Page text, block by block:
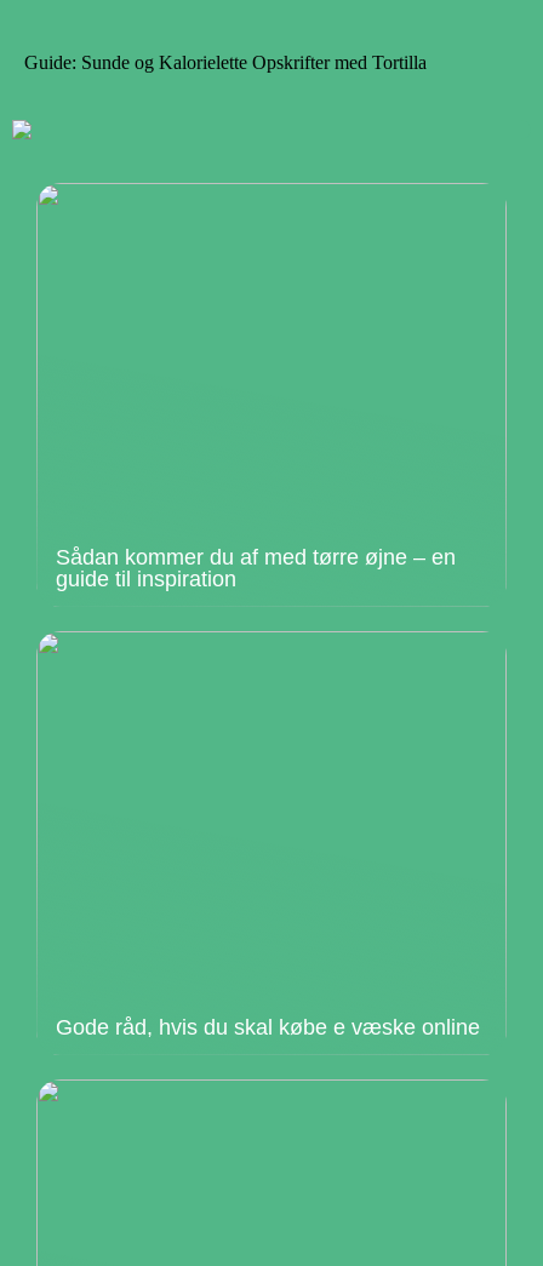
Guide: Sunde og Kalorielette Opskrifter med Tortilla
Sådan kommer du af med tørre øjne – en
guide til inspiration
Gode råd, hvis du skal købe e væske online